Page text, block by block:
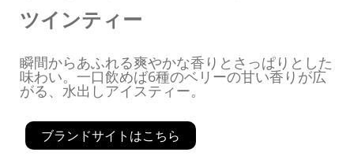
ツインティー
瞬間からあふれる爽やかな香りとさっぱりとした
味わい。一口飲めば6種のベリーの甘い香りが広
がる、水出しアイスティー。
ブランドサイトはこちら